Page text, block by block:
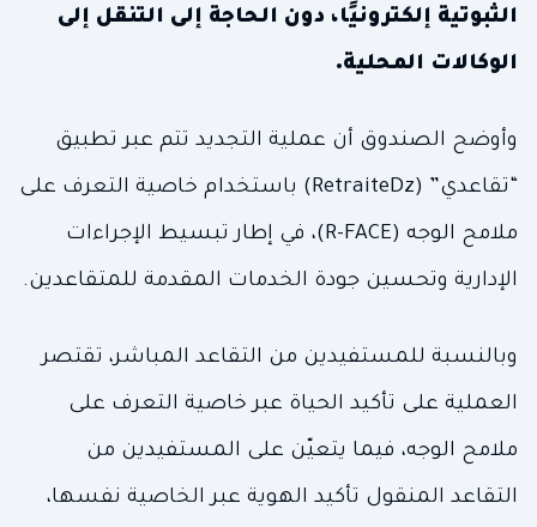
الثبوتية إلكترونيًا، دون الحاجة إلى التنقل إلى
الوكالات المحلية.
وأوضح الصندوق أن عملية التجديد تتم عبر تطبيق
“تقاعدي” (RetraiteDz) باستخدام خاصية التعرف على
ملامح الوجه (R-FACE)، في إطار تبسيط الإجراءات
الإدارية وتحسين جودة الخدمات المقدمة للمتقاعدين.
وبالنسبة للمستفيدين من التقاعد المباشر، تقتصر
العملية على تأكيد الحياة عبر خاصية التعرف على
ملامح الوجه، فيما يتعيّن على المستفيدين من
التقاعد المنقول تأكيد الهوية عبر الخاصية نفسها،